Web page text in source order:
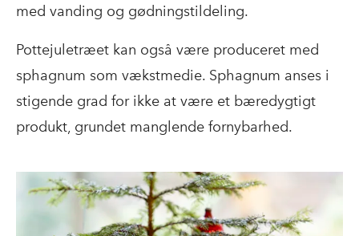
være et incitament fra forbrugernes side af
at købe juletræer, der er håndgødet. Det
koster selvfølgelig et par kr. mere at lave
sådan et træ, men det er ikke noget
siger Christian Mørk Hansen.
Data om den mere bæredygtige produktion
med vanding og gødningstildeling.
Pottejuletræet kan også være produceret med
sphagnum som vækstmedie. Sphagnum anses i
stigende grad for ikke at være et bæredygtigt
produkt, grundet manglende fornybarhed.